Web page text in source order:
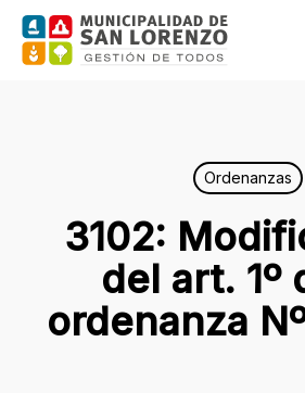
Skip
Ordenanzas
3102:
del art. 1º
ordenanza